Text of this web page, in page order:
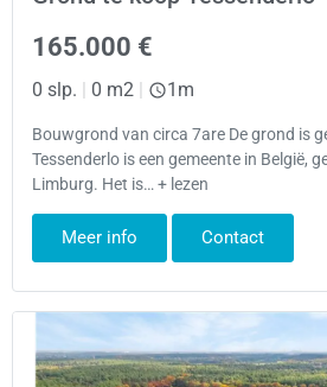
165.000 €
0 slp. 0 m2 1m
Bouwgrond van circa 7are De grond is
Tessenderlo is een gemeente in België,
Limburg. Het is… + lezen
Meer info Contact